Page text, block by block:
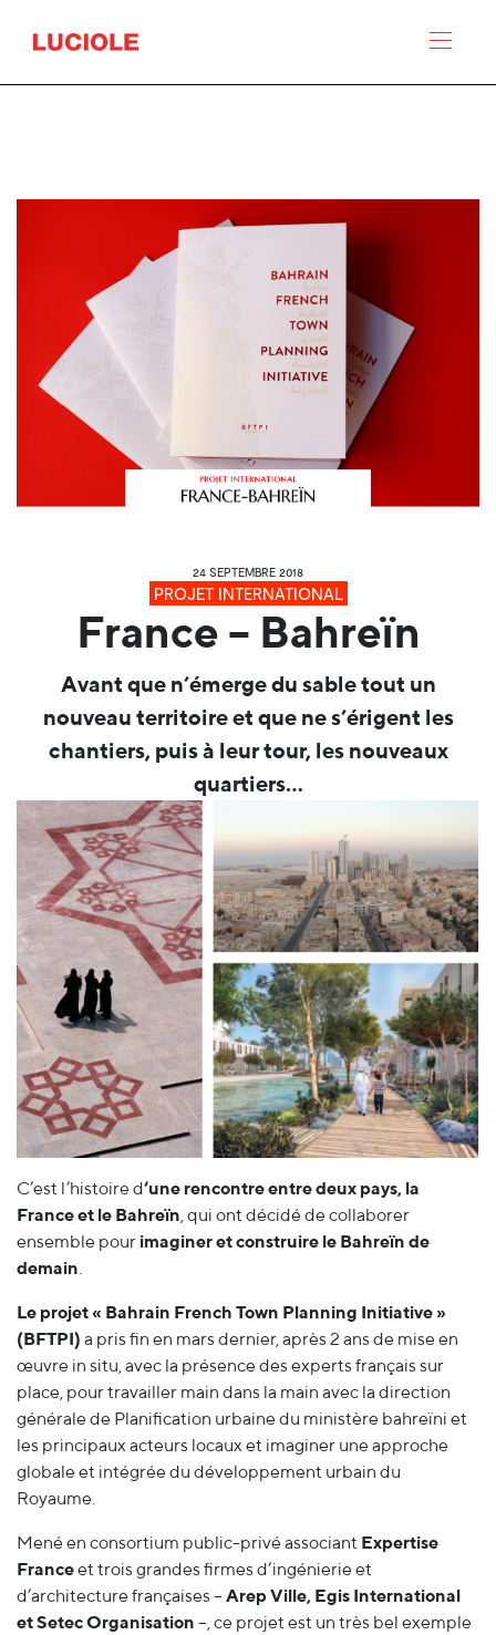
24 SEPTEMBRE 2018
PROJET INTERNATIONAL
France – Bahreïn
Avant que n’émerge du sable tout un
nouveau territoire et que ne s’érigent les
chantiers, puis à leur tour, les nouveaux
quartiers…
C’est l’histoire d‘une rencontre entre deux pays, la
France et le Bahreïn, qui ont décidé de collaborer
ensemble pour imaginer et construire le Bahreïn de
demain.
Le projet « Bahrain French Town Planning Initiative »
(BFTPI) a pris fin en mars dernier, après 2 ans de mise en
œuvre in situ, avec la présence des experts français sur
place, pour travailler main dans la main avec la direction
générale de Planification urbaine du ministère bahreïni et
les principaux acteurs locaux et imaginer une approche
globale et intégrée du développement urbain du
Royaume.
Mené en consortium public-privé associant Expertise
Franceet trois grandes firmes d’ingénierie et
d’architecture françaises – Arep Ville, Egis International
et Setec Organisation –, ce projet est un très bel exemple